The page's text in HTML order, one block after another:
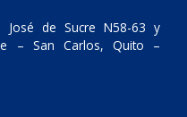
José de Sucre N58-63 y
– San Carlos, Quito –